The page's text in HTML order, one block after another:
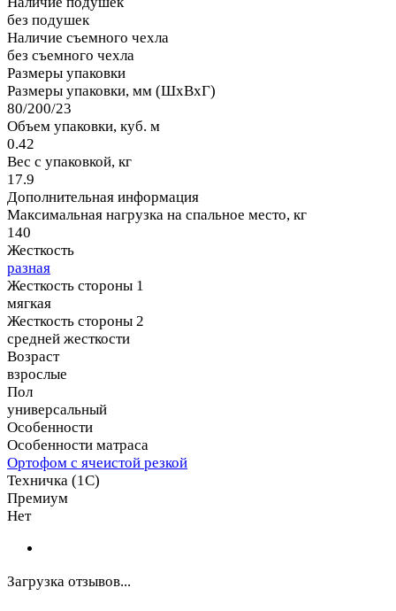
без подушек
Наличие съемного чехла
без съемного чехла
Размеры упаковки
Размеры упаковки, мм (ШхВхГ)
80/200/23
Объем упаковки, куб. м
0.42
Вес с упаковкой, кг
17.9
Дополнительная информация
Максимальная нагрузка на спальное место, кг
140
Жесткость
разная
Жесткость стороны 1
мягкая
Жесткость стороны 2
средней жесткости
Возраст
взрослые
Пол
универсальный
Особенности
Особенности матраса
Ортофом с ячеистой резкой
Техничка (1С)
Премиум
Нет
Загрузка отзывов...